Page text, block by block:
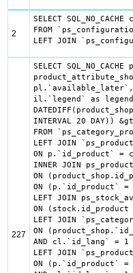
2
SELECT
FROM
LEFT JOIN
227
SELECT
pl.`available_later`,
il.`legend` as legend,
INTERVAL 20 DAY))
FROM
LEFT JOIN
ON p.`id_product` =
INNER JOIN
ON
ON (p.`id_product` =
LEFT JOIN
ON
LEFT JOIN
ON
AND cl.`id_lang` = 1
LEFT JOIN
ON (p.`id_product`